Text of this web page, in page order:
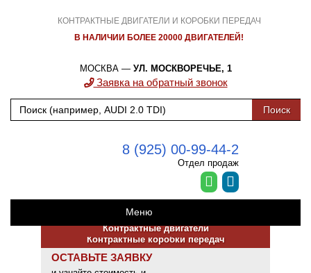
КОНТРАКТНЫЕ ДВИГАТЕЛИ И КОРОБКИ ПЕРЕДАЧ
В НАЛИЧИИ БОЛЕЕ 20000 ДВИГАТЕЛЕЙ!
МОСКВА — УЛ. МОСКВОРЕЧЬЕ, 1
Заявка на обратный звонок
8 (925) 00-99-44-2
Отдел продаж
Меню
Контрактные двигатели
Контрактные коробки передач
ОСТАВЬТЕ ЗАЯВКУ